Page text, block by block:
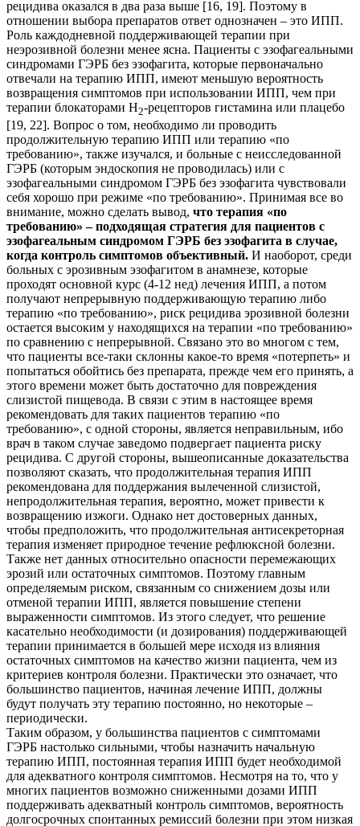
рецидива оказался в два раза выше [16, 19]. Поэтому в
отношении выбора препаратов ответ однозначен – это ИПП.
Роль каждодневной поддерживающей терапии при
неэрозивной болезни менее ясна. Пациенты с эзофагеальными
синдромами ГЭРБ без эзофагита, которые первоначально
отвечали на терапию ИПП, имеют меньшую вероятность
возвращения симптомов при использовании ИПП, чем при
терапии блокаторами Н2-рецепторов гистамина или плацебо
[19, 22]. Вопрос о том, необходимо ли проводить
продолжительную терапию ИПП или терапию «по
требованию», также изучался, и больные с неисследованной
ГЭРБ (которым эндоскопия не проводилась) или с
эзофагеальными синдромом ГЭРБ без эзофагита чувствовали
себя хорошо при режиме «по требованию». Принимая все во
внимание, можно сделать вывод, что терапия «по
требованию» – подходящая стратегия для пациентов с
эзофагеальным синдромом ГЭРБ без эзофагита в случае,
когда контроль симптомов объективный. И наоборот, среди
больных с эрозивным эзофагитом в анамнезе, которые
проходят основной курс (4-12 нед) лечения ИПП, а потом
получают непрерывную поддерживающую терапию либо
терапию «по требованию», риск рецидива эрозивной болезни
остается высоким у находящихся на терапии «по требованию»
по сравнению с непрерывной. Связано это во многом с тем,
что пациенты все-таки склонны какое-то время «потерпеть» и
попытаться обойтись без препарата, прежде чем его принять, а
этого времени может быть достаточно для повреждения
слизистой пищевода. В связи с этим в настоящее время
рекомендовать для таких пациентов терапию «по
требованию», с одной стороны, является неправильным, ибо
врач в таком случае заведомо подвергает пациента риску
рецидива. С другой стороны, вышеописанные доказательства
позволяют сказать, что продолжительная терапия ИПП
рекомендована для поддержания вылеченной слизистой,
непродолжительная терапия, вероятно, может привести к
возвращению изжоги. Однако нет достоверных данных,
чтобы предположить, что продолжительная антисекреторная
терапия изменяет природное течение рефлюксной болезни.
Также нет данных относительно опасности перемежающих
эрозий или остаточных симптомов. Поэтому главным
определяемым риском, связанным со снижением дозы или
отменой терапии ИПП, является повышение степени
выраженности симптомов. Из этого следует, что решение
касательно необходимости (и дозирования) поддерживающей
терапии принимается в большей мере исходя из влияния
остаточных симптомов на качество жизни пациента, чем из
критериев контроля болезни. Практически это означает, что
большинство пациентов, начиная лечение ИПП, должны
будут получать эту терапию постоянно, но некоторые –
периодически.
Таким образом, у большинства пациентов с симптомами
ГЭРБ настолько сильными, чтобы назначить начальную
терапию ИПП, постоянная терапия ИПП будет необходимой
для адекватного контроля симптомов. Несмотря на то, что у
многих пациентов возможно сниженными дозами ИПП
поддерживать адекватный контроль симптомов, вероятность
долгосрочных спонтанных ремиссий болезни при этом низкая